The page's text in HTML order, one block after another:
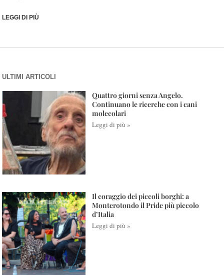
LEGGI DI PIÙ
ULTIMI ARTICOLI
Quattro giorni senza Angelo.
Continuano le ricerche con i cani
molecolari
Leggi di più »
Il coraggio dei piccoli borghi: a
Monterotondo il Pride più piccolo
d’Italia
Leggi di più »